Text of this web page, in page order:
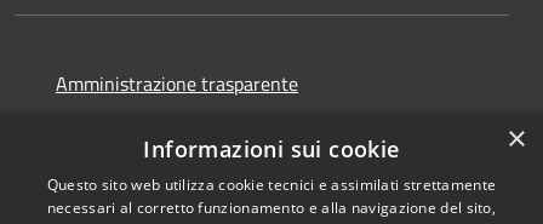
Amministrazione trasparente
Dichiarazione di accessibilità
×
Informazioni sui cookie
Questo sito web utilizza cookie tecnici e assimilati strettamente
necessari al corretto funzionamento e alla navigazione del sito,